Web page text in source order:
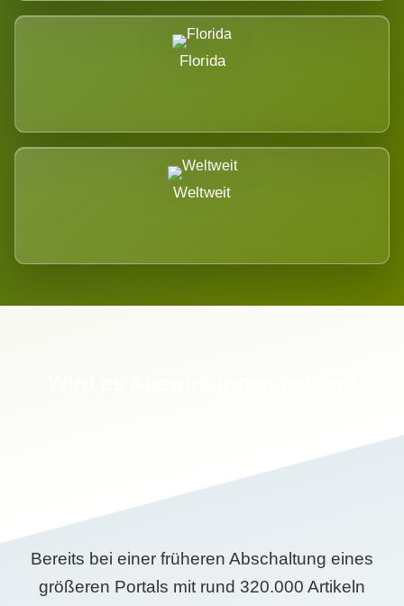
Florida
Weltweit
Bereits bei einer früheren Abschaltung eines
größeren Portals mit rund 320.000 Artikeln